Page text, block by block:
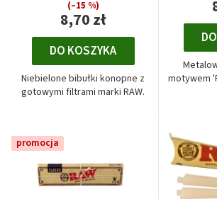
8,70 zł
(–15 %)
DO KOSZYKA
Niebielone bibułki konopne z
gotowymi filtrami marki RAW.
motywem
promocja